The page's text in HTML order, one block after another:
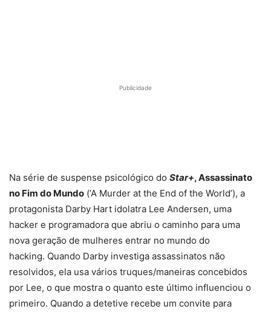
Publicidade
Na série de suspense psicológico do Star+, Assassinato
no Fim do Mundo (‘A Murder at the End of the World’), a
protagonista Darby Hart idolatra Lee Andersen, uma
hacker e programadora que abriu o caminho para uma
nova geração de mulheres entrar no mundo do
hacking. Quando Darby investiga assassinatos não
resolvidos, ela usa vários truques/maneiras concebidos
por Lee, o que mostra o quanto este último influenciou o
primeiro. Quando a detetive recebe um convite para